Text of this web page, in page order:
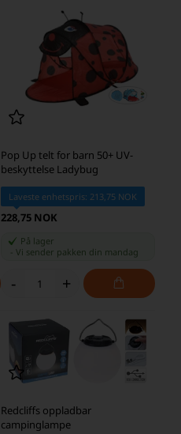
Pop Up telt for barn 50+ UV-
beskyttelse Ladybug
Laveste enhetspris: 213,75 NOK
228,75 NOK
På lager
Vi sender pakken din mandag
- +
Redcliffs oppladbar
campinglampe